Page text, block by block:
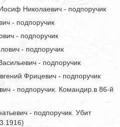
Николаевич - подпоручик
- подпоручик
- подпоручик
- подпоручик
- подпоручик
Фрицевич - подпоручик
- подпоручик. Командир.в 86-й
- подпоручик. Убит